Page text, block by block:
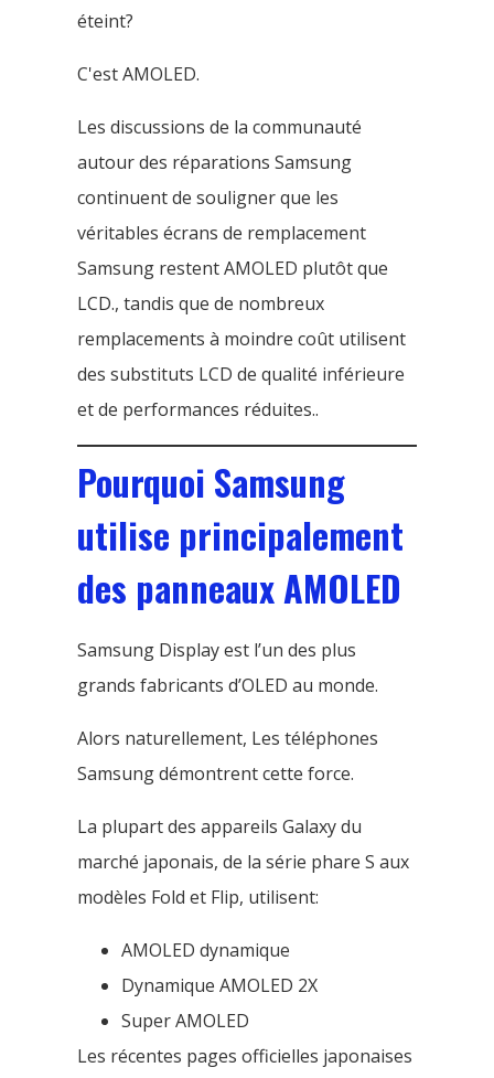
éteint?
C'est AMOLED.
Les discussions de la communauté
autour des réparations Samsung
continuent de souligner que les
véritables écrans de remplacement
Samsung restent AMOLED plutôt que
LCD., tandis que de nombreux
remplacements à moindre coût utilisent
des substituts LCD de qualité inférieure
et de performances réduites..
Pourquoi Samsung
utilise principalement
des panneaux AMOLED
Samsung Display est l’un des plus
grands fabricants d’OLED au monde.
Alors naturellement, Les téléphones
Samsung démontrent cette force.
La plupart des appareils Galaxy du
marché japonais, de la série phare S aux
modèles Fold et Flip, utilisent:
AMOLED dynamique
Dynamique AMOLED 2X
Super AMOLED
Les récentes pages officielles japonaises